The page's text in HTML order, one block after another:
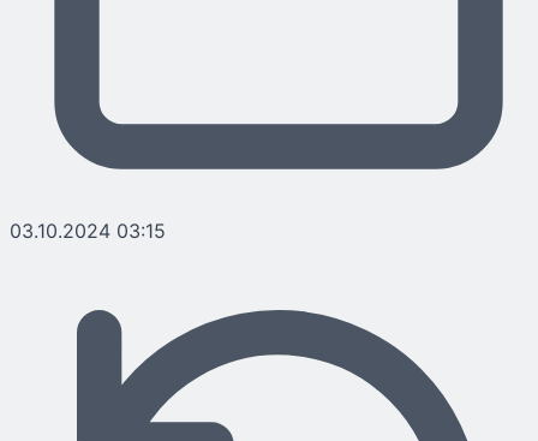
03.10.2024 03:15